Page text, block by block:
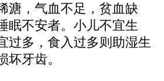
溏，气血不足，贫血缺
眠不安者。小儿不宜生
过多，食入过多则助湿生
坏牙齿。